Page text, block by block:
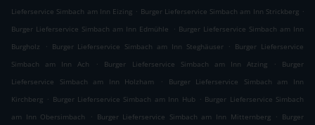
Lieferservice Simbach am Inn Eizing . Burger Lieferservice Simbach am Inn Strickberg .
Burger Lieferservice Simbach am Inn Edmühle
. Burger Lieferservice Simbach am Inn
Burgholz
. Burger Lieferservice Simbach am Inn Steghäuser . Burger Lieferservice
Simbach am Inn Ach
. Burger Lieferservice Simbach am Inn Atzing .
Burger
Lieferservice Simbach am Inn Holzham
.
Burger Lieferservice Simbach am Inn
Kirchberg . Burger Lieferservice Simbach am Inn Hub . Burger Lieferservice Simbach
am Inn Obersimbach
. Burger Lieferservice Simbach am Inn Mitternberg . Burger